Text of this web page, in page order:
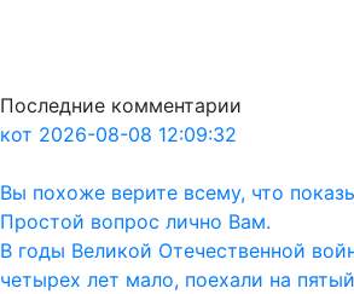
Последние комментарии
кот 2026-08-08 12:09:32
Вы похоже верите всему, что
Простой вопрос лично Вам.
В годы Великой Отечественной
четырех лет мало, поехали на